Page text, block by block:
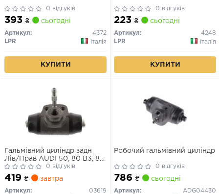
0 відгуків
393 ₴ сьогодні
Артикул:
4372
LPR
Італія
КУПИТИ
0 відгуків
223 ₴ сьогодні
Артикул:
4248
LPR
Італія
КУПИТИ
Гальмівний циліндр задн
Лів/Прав AUDI 50, 80 B3, 80
B4, 90 B3 SEAT CORDOBA,
CORDOBA VARIO, IBIZA II,
IBIZA III, IBIZA IV, IBIZA IV SC,
IBIZA IV ST, MII SKODA E-
0 відгуків
419 ₴ завтра
Артикул:
03619
Робочий гальмівний циліндр
0 відгуків
786 ₴ сьогодні
Артикул:
ADG04430